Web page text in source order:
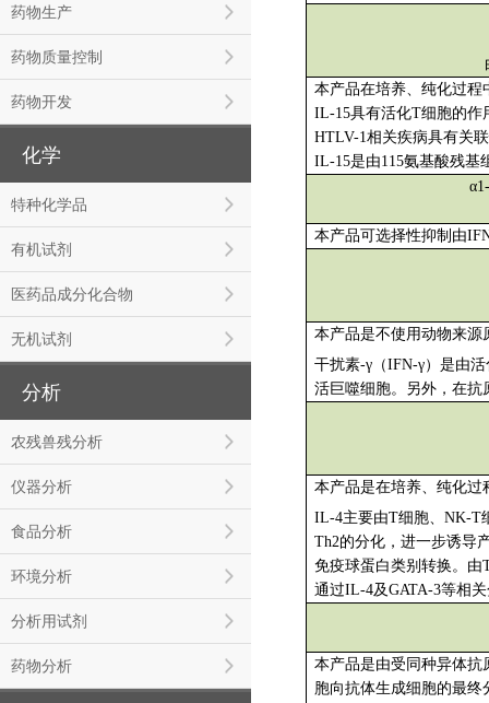
药物生产
药物质量控制
药物开发
化学
特种化学品
有机试剂
医药品成分化合物
无机试剂
分析
农残兽残分析
仪器分析
食品分析
环境分析
分析用试剂
药物分析
本产品在培养、纯化过程
IL-15具有活化T细胞的作
HTLV-1相关疾病具有关
IL-15是由115氨基酸残基
本产品可选择性抑制由
本产品是不使用动物来源
干扰素-γ（IFN-γ）是由
活巨噬细胞。另外，在抗
本产品是在培养、纯化过
IL-4主要由T细胞、NK-T
Th2的分化，进一步诱导
免疫球蛋白类别转换。
通过IL-4及GATA-3等相
本产品是由受同种异体抗
胞向抗体生成细胞的最终